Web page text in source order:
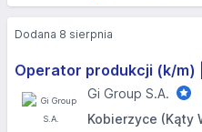
Operator produkcji (k/m)
Gi Group S.A.
Kobierzyce (Kąty
Dodana 8 sierpnia